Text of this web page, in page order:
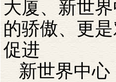
大厦、新世
的骄傲、更
促进
新世界中